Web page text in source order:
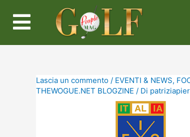
Lascia un commento / EVENTI & NEWS,
THEWOGUE.NET BLOGZINE / Di